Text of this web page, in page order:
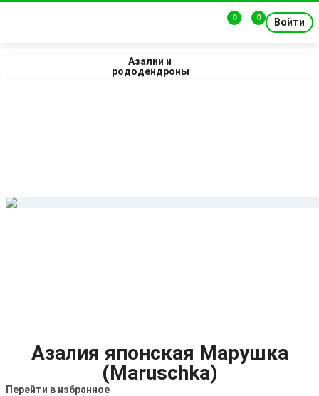
0 0 Войти
Азалии и
рододендроны
Азалия японская Марушка
(Maruschka)
Перейти в избранное